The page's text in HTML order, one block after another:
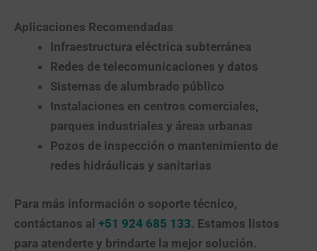
Aplicaciones Recomendadas
Infraestructura eléctrica subterránea
Redes de telecomunicaciones y datos
Sistemas de alumbrado público
Instalaciones en centros comerciales,
parques industriales y áreas urbanas
Pozos de inspección o mantenimiento de
redes hidráulicas y sanitarias
Para más información o soporte técnico,
contáctanos al +51 924 685 133. Estamos listos
para atenderte y brindarte la mejor solución.